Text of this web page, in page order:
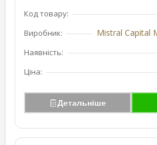
Код товару:
Виробник: Mistral Capital
Наявність:
Ціна:
Детальніше